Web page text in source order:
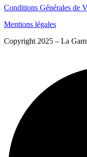
Conditions Générales de
Mentions légales
Copyright 2025 – La